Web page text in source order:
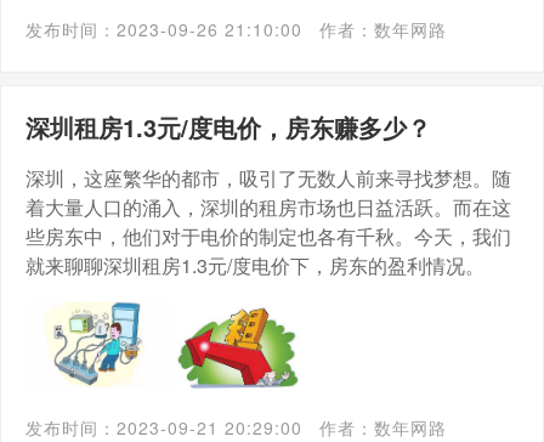
发布时间：2023-09-26 21:10:00 作者：数年网路
深圳租房1.3元/度电价，房东赚多少？
深圳，这座繁华的都市，吸引了无数人前来寻找梦想。随
着大量人口的涌入，深圳的租房市场也日益活跃。而在这
些房东中，他们对于电价的制定也各有千秋。今天，我们
就来聊聊深圳租房1.3元/度电价下，房东的盈利情况。
发布时间：2023-09-21 20:29:00 作者：数年网路